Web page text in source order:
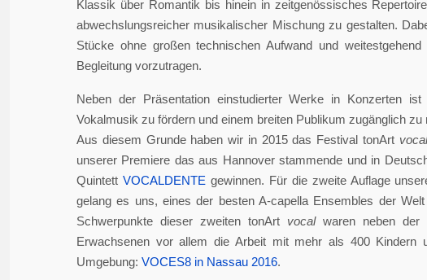
Klassik über Romantik bis hinein in zeitgenössisches
abwechslungsreicher musikalischer Mischung zu gestalten.
Stücke ohne großen technischen Aufwand und
Begleitung vorzutragen.
Neben der Präsentation einstudierter Werke in Konzerten
Vokalmusik zu fördern und einem breiten Publikum zugänglich zu
Aus diesem Grunde haben wir in 2015 das Festival tonArt
unserer Premiere das aus Hannover stammende und in
Quintett VOCALDENTE gewinnen. Für die zweite Auflage
gelang es uns, eines der besten A-capella Ensembles der
Schwerpunkte dieser zweiten tonArt vocalwaren neben der
Erwachsenen vor allem die Arbeit mit mehr als 400 Kindern
Umgebung: VOCES8 in Nassau 2016.